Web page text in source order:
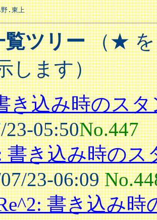
.東上
覧ツリー（★ を
します）
き込み時のスタ
23-05:50No.447
書き込み時のス
23-06:09
書き込み時